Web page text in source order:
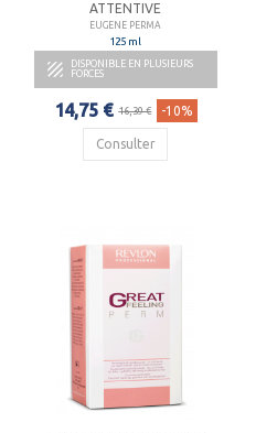
ATTENTIVE
EUGENE PERMA
125 ml

DISPONIBLE EN PLUSIEURS
FORCES
14,75 € 16,39 € -10%
Consulter